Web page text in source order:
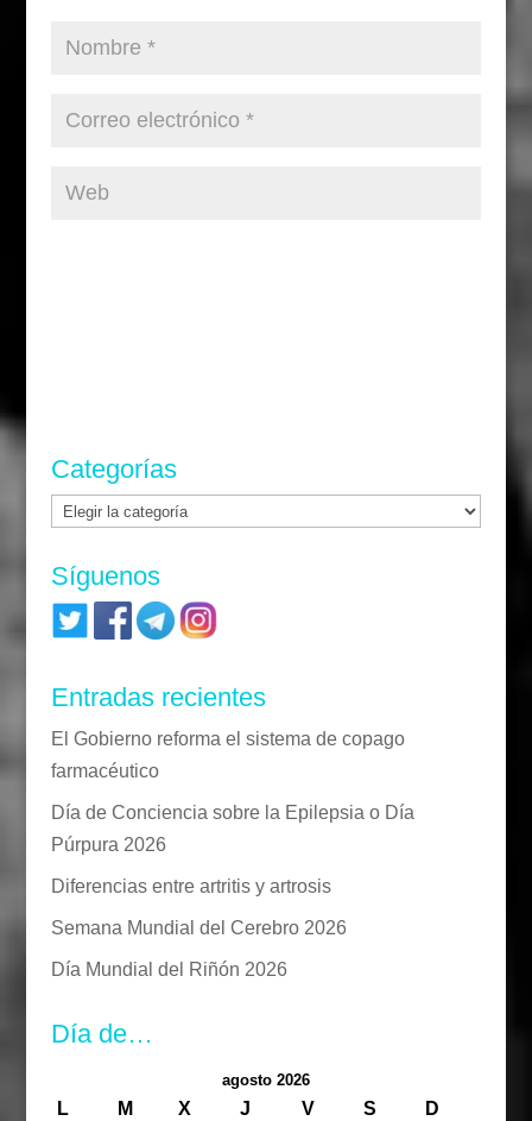
Categorías
Categorías
Síguenos
Entradas recientes
El Gobierno reforma el sistema de copago
farmacéutico
Día de Conciencia sobre la Epilepsia o Día
Púrpura 2026
Diferencias entre artritis y artrosis
Semana Mundial del Cerebro 2026
Día Mundial del Riñón 2026
Día de…
agosto 2026
L M X J V S
D